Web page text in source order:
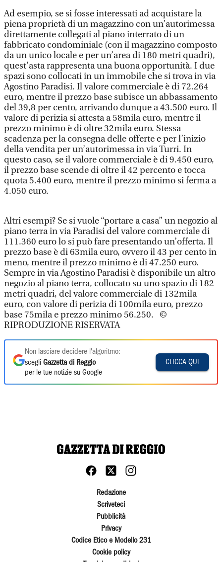
Ad esempio, se si fosse interessati ad acquistare la
piena proprietà di un magazzino con un’autorimessa
direttamente collegati al piano interrato di un
fabbricato condominiale (con il magazzino composto
da un unico locale e per un’area di 180 metri quadri),
quest’asta rappresenta una buona opportunità. I due
spazi sono collocati in un immobile che si trova in via
Agostino Paradisi. Il valore commerciale è di 72.264
euro, mentre il prezzo base subisce un abbassamento
del 39,8 per cento, arrivando dunque a 43.500 euro. Il
valore di perizia si attesta a 58mila euro, mentre il
prezzo minimo è di oltre 32mila euro. Stessa
scadenza per la consegna delle offerte e per l’inizio
della vendita per un’autorimessa in via Turri. In
questo caso, se il valore commerciale è di 9.450 euro,
il prezzo base scende di oltre il 42 percento e tocca
quota 5.400 euro, mentre il prezzo minimo si ferma a
4.050 euro.
Altri esempi? Se si vuole “portare a casa” un negozio al
piano terra in via Paradisi del valore commerciale di
111.360 euro lo si può fare presentando un’offerta. Il
prezzo base è di 63mila euro, ovvero il 43 per cento in
meno, mentre il prezzo minimo è di 47.250 euro.
Sempre in via Agostino Paradisi è disponibile un altro
negozio al piano terra, collocato su uno spazio di 182
metri quadri, del valore commerciale di 132mila
euro, con valore di perizia di 100mila euro, prezzo
base 75mila e prezzo minimo 56.250. ©
RIPRODUZIONE RISERVATA
Non lasciare decidere l'algoritmo:
scegli Gazzetta di Reggio
per le tue notizie su Google
CLICCA QUI
Redazione
Scriveteci
Pubblicità
Privacy
Codice Etico e Modello 231
Cookie policy